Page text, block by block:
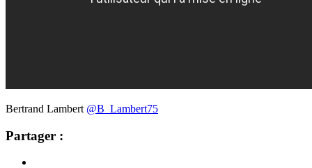
Bertrand Lambert @B_Lambert75
Partager :